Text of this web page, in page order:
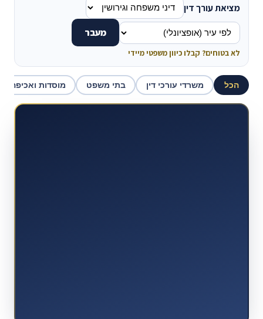
מציאת עורך דין
מעבר
לא בטוחים? קבלו כיוון משפטי מיידי
הכל משרדי עורכי דין בתי משפט מוסדות ואכיפה